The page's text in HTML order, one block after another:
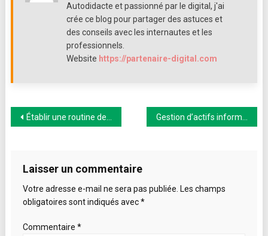
marquer
les
esprits
et
toucher
Autodidacte et passionné par le digital, j'ai
crée ce blog pour partager des astuces et
des conseils avec les internautes et les
professionnels.
Website https://partenaire-digital.com
Navigation
l’article
Établir une routine de soins de la peau efficace en 4 étapes
Laisser un commentaire
Votre adresse e-mail ne sera pas publiée. Les champs
obligatoires sont indiqués avec*
Commentaire *